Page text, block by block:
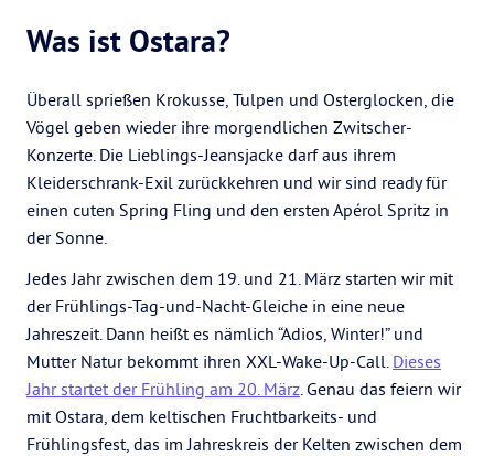
Was ist Ostara?
Überall sprießen Krokusse, Tulpen und Osterglocken, die
Vögel geben wieder ihre morgendlichen Zwitscher-
Konzerte. Die Lieblings-Jeansjacke darf aus ihrem
Kleiderschrank-Exil zurückkehren und wir sind ready für
einen cuten Spring Fling und den ersten Apérol Spritz in
der Sonne.
Jedes Jahr zwischen dem 19. und 21. März starten wir mit
der Frühlings-Tag-und-Nacht-Gleiche in eine neue
Jahreszeit. Dann heißt es nämlich “Adios, Winter!” und
Mutter Natur bekommt ihren XXL-Wake-Up-Call. Dieses
Jahr startet der Frühling am 20. März. Genau das feiern wir
mit Ostara, dem keltischen Fruchtbarkeits- und
Frühlingsfest, das im Jahreskreis der Kelten zwischen dem